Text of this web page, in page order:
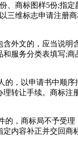
商标图样5份;指
三维标志申请注册
外文的，应当说明
服务分类表填写;
，以申请书中顺
转让手续。商标注
，商标局不予受
内容补正并交回